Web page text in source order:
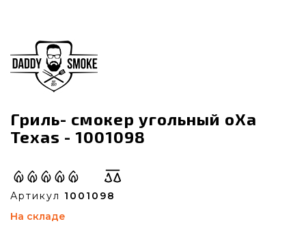
Гриль- смокер угольный oXa
Texas - 1001098
Артикул 1001098
На складе